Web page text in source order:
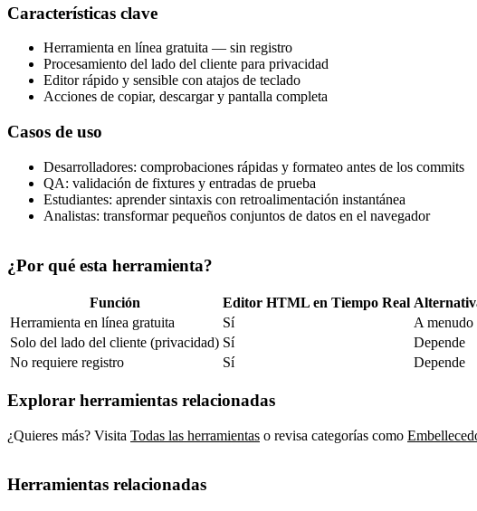
Características clave
Herramienta en línea gratuita — sin registro
Procesamiento del lado del cliente para privacidad
Editor rápido y sensible con atajos de teclado
Acciones de copiar, descargar y pantalla completa
Casos de uso
Desarrolladores: comprobaciones rápidas y formateo antes de los commits
QA: validación de fixtures y entradas de prueba
Estudiantes: aprender sintaxis con retroalimentación instantánea
Analistas: transformar pequeños conjuntos de datos en el navegador
¿Por qué esta herramienta?
Función Editor HTML en Tiempo Real
Herramienta en línea gratuita
Sí
A menudo
Solo del lado del cliente (privacidad) Sí
Depende
No requiere registro
Sí Depende
Explorar herramientas relacionadas
¿Quieres más? Visita Todas las herramientas o revisa categorías como
Herramientas relacionadas